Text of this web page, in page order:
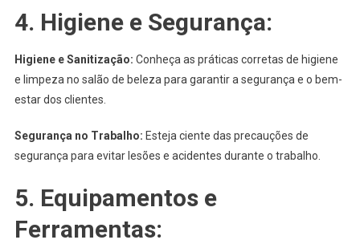
4. Higiene e Segurança:
Higiene e Sanitização: Conheça as práticas corretas de higiene
e limpeza no salão de beleza para garantir a segurança e o bem-
estar dos clientes.
Segurança no Trabalho: Esteja ciente das precauções de
segurança para evitar lesões e acidentes durante o trabalho.
5. Equipamentos e
Ferramentas: